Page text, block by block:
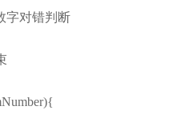
字对错判断